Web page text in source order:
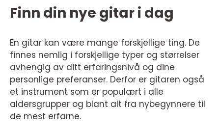
Finn din nye gitar i dag
En gitar kan være mange forskjellige ting. De
finnes nemlig i forskjellige typer og størrelser
avhengig av ditt erfaringsnivå og dine
personlige preferanser. Derfor er gitaren også
et instrument som er populært i alle
aldersgrupper og blant alt fra nybegynnere til
de mest erfarne.